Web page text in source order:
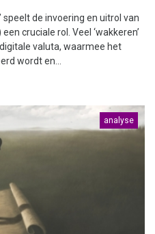
speelt de invoering en uitrol van
cruciale rol. Veel ‘wakkeren’
valuta, waarmee het
wordt en...
analyse